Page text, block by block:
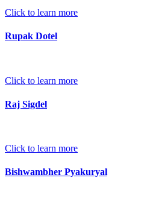
Click to learn more
Rupak Dotel
Click to learn more
Raj Sigdel
Click to learn more
Bishwambher Pyakuryal